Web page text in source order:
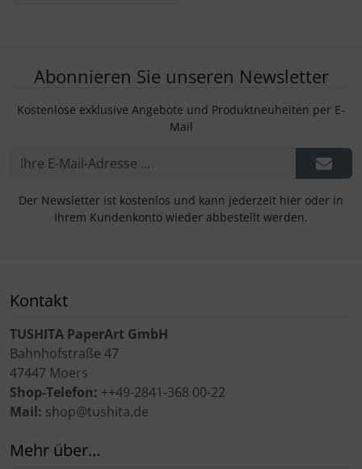
Abonnieren Sie unseren Newsletter
Kostenlose exklusive Angebote und Produktneuheiten per E-
Mail
Der Newsletter ist kostenlos und kann jederzeit hier oder in
Ihrem Kundenkonto wieder abbestellt werden.
Kontakt
TUSHITA PaperArt GmbH
Bahnhofstraße 47
47447 Moers
Shop-Telefon: ++49-2841-368 00-22
Mail: shop@tushita.de
Mehr über...